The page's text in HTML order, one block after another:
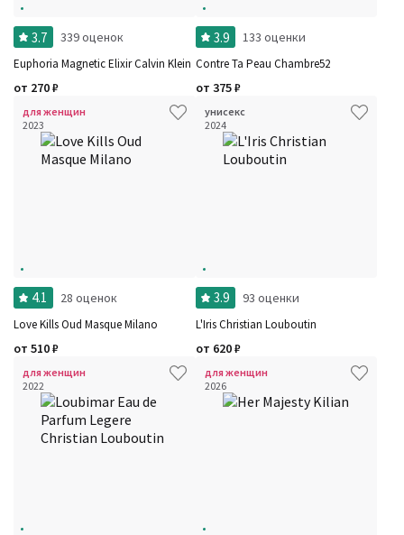
3.7 339 оценок
Euphoria Magnetic Elixir Calvin Klein
от 270₽
3.9 133 оценки
Contre Ta Peau Chambre52
от 375₽
для женщин
2023
4.1 28 оценок
Love Kills Oud Masque Milano
от 510₽
унисекс
2024
3.9 93 оценки
L'Iris Christian Louboutin
от 620₽
для женщин
2022
для женщин
2026